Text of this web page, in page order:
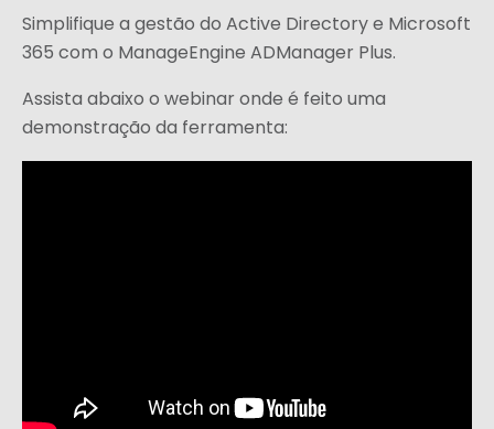
Simplifique a gestão do Active Directory e Microsoft
365 com o ManageEngine ADManager Plus.
Assista abaixo o webinar onde é feito uma
demonstração da ferramenta: